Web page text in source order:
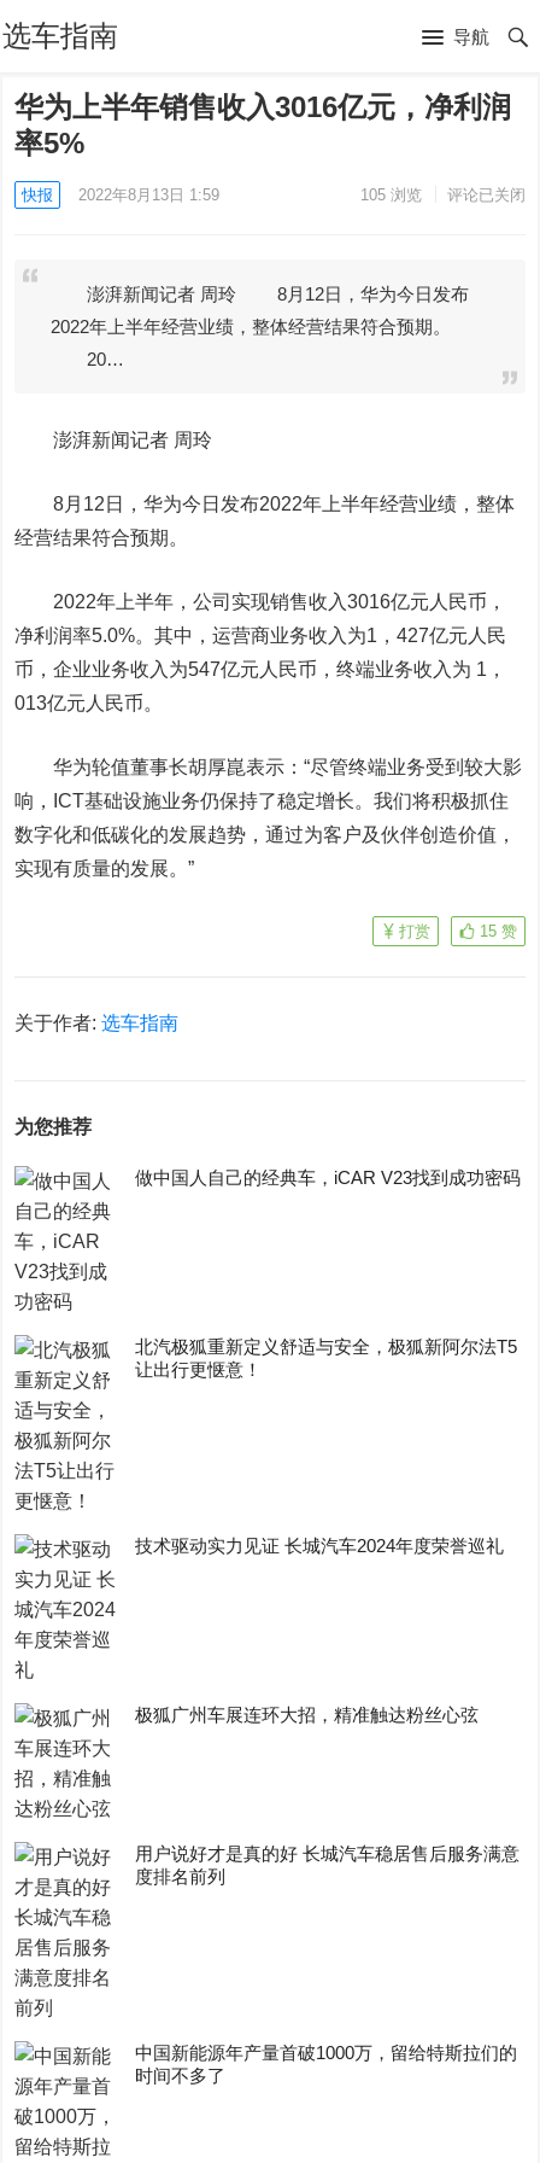
选车指南 导航
华为上半年销售收入3016亿元，净利润
率5%
快报 2022年8月13日 1:59 105浏览 评论已关闭
澎湃新闻记者 周玲 8月12日，华为今日发布
2022年上半年经营业绩，整体经营结果符合预期。
20…
澎湃新闻记者 周玲
8月12日，华为今日发布2022年上半年经营业绩，整体
经营结果符合预期。
2022年上半年，公司实现销售收入3016亿元人民币，
净利润率5.0%。其中，运营商业务收入为1，427亿元人民
币，企业业务收入为547亿元人民币，终端业务收入为 1，
013亿元人民币。
华为轮值董事长胡厚崑表示：“尽管终端业务受到较大影
响，ICT基础设施业务仍保持了稳定增长。我们将积极抓住
数字化和低碳化的发展趋势，通过为客户及伙伴创造价值，
实现有质量的发展。”
15 赞
打赏
关于作者:选车指南
为您推荐
做中国人自己的经典车，iCAR V23找到成功密码
​北汽极狐重新定义舒适与安全，极狐新阿尔法T5
让出行更惬意！
技术驱动实力见证 长城汽车2024年度荣誉巡礼
极狐广州车展连环大招，精准触达粉丝心弦
用户说好才是真的好 长城汽车稳居售后服务满意
度排名前列
中国新能源年产量首破1000万，留给特斯拉们的
时间不多了